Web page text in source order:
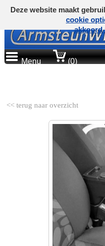
Menu (0)
<< terug naar overzicht
Deze website maakt
cookie
akkoord